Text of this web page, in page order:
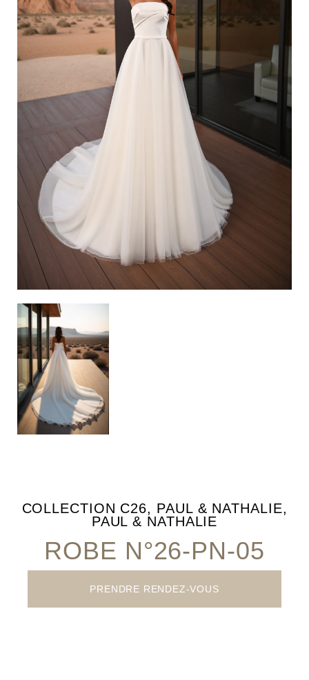
COLLECTION C26, PAUL & NATHALIE,
PAUL & NATHALIE
ROBE N°26-PN-05
PRENDRE RENDEZ-VOUS